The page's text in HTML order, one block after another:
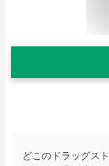
どこのドラッグス